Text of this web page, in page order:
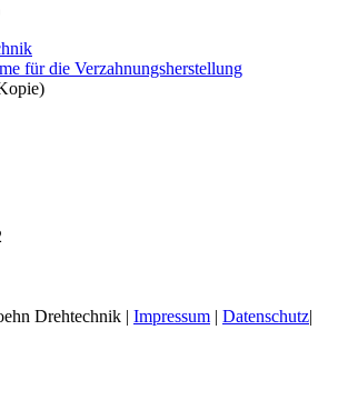
für die Verzahnungsherstellung
Drehtechnik | Impressum | Datenschutz|